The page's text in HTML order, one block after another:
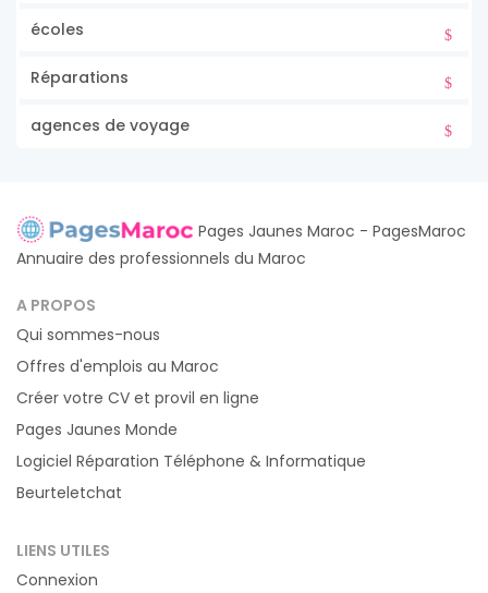
écoles
Réparations
agences de voyage
Pages Jaunes Maroc - PagesMaroc
Annuaire des professionnels du Maroc
A PROPOS
Qui sommes-nous
Offres d'emplois au Maroc
Créer votre CV et provil en ligne
Pages Jaunes Monde
Logiciel Réparation Téléphone & Informatique
Beurteletchat
LIENS UTILES
Connexion